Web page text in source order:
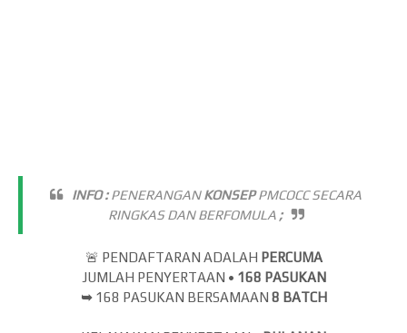
INFO :PENERANGANKONSEPPMCOCC SECARA
RINGKAS DAN BERFOMULA;
🚨 PENDAFTARAN ADALAH PERCUMA
JUMLAH PENYERTAAN • 168 PASUKAN
➥ 168 PASUKAN BERSAMAAN 8 BATCH